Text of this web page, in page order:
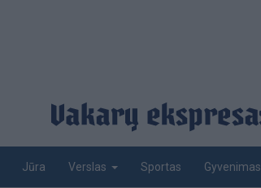
Jūra Verslas Sportas Gyvenimas